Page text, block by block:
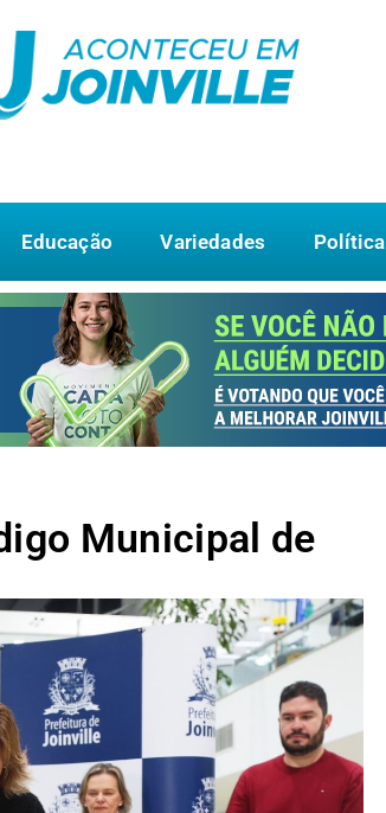
Educação Variedades Política
Municipal de